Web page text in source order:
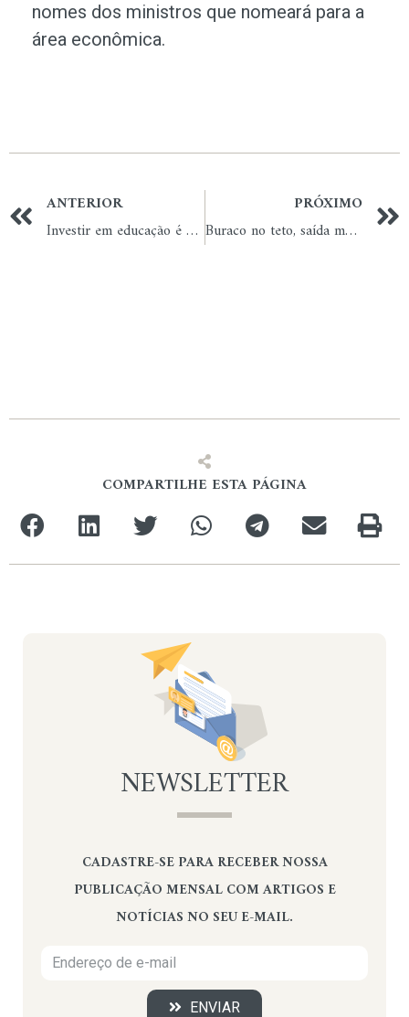
nomes dos ministros que nomeará para a
área econômica.
ANTERIOR
Investir em educação é firmar compromisso com o futuro
PRÓXIMO
Buraco no teto, saída mais cômoda para promessas de campanha
COMPARTILHE ESTA PÁGINA
NEWSLETTER
CADASTRE-SE PARA RECEBER NOSSA
PUBLICAÇÃO MENSAL COM ARTIGOS E
NOTÍCIAS NO SEU E-MAIL.
ENVIAR